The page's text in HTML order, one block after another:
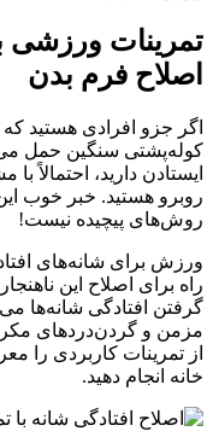
تمرینات ورزشی
اصلاح فرم بدن
اگر جزو افرادی هستید
کوله‌پشتی سنگین حمل
ایستادن دارید، احتمالاً
روبرو هستید. خبر خوب
روش‌های پیچیده نیست!
ورزش برای شانه‌های
راه برای اصلاح این
گرفتن افتادگی شانه‌ها
مزمن و گردن‌دردهای
از تمرینات کاربردی را
خانه انجام دهید.